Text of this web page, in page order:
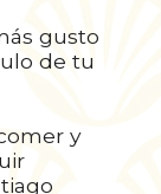
gusto
de tu
y